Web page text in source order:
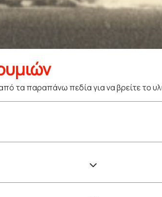
τα παραπάνω πεδία για να βρείτε το